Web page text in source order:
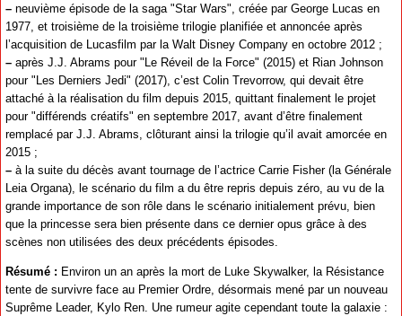
– neuvième épisode de la saga "Star Wars", créée par George Lucas en
1977, et troisième de la troisième trilogie planifiée et annoncée après
l’acquisition de Lucasfilm par la Walt Disney Company en octobre 2012 ;
– après J.J. Abrams pour "Le Réveil de la Force" (2015) et Rian Johnson
pour "Les Derniers Jedi" (2017), c’est Colin Trevorrow, qui devait être
attaché à la réalisation du film depuis 2015, quittant finalement le projet
pour "différends créatifs" en septembre 2017, avant d’être finalement
remplacé par J.J. Abrams, clôturant ainsi la trilogie qu’il avait amorcée en
2015 ;
– à la suite du décès avant tournage de l’actrice Carrie Fisher (la Générale
Leia Organa), le scénario du film a du être repris depuis zéro, au vu de la
grande importance de son rôle dans le scénario initialement prévu, bien
que la princesse sera bien présente dans ce dernier opus grâce à des
scènes non utilisées des deux précédents épisodes.
Résumé : Environ un an après la mort de Luke Skywalker, la Résistance
tente de survivre face au Premier Ordre, désormais mené par un nouveau
Suprême Leader, Kylo Ren. Une rumeur agite cependant toute la galaxie :